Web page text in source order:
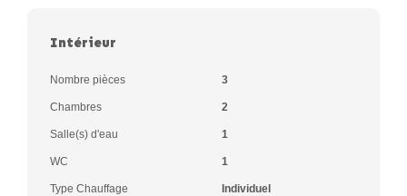
Intérieur
Nombre pièces 3
Chambres 2
Salle(s) d'eau 1
WC 1
Type Chauffage Individuel